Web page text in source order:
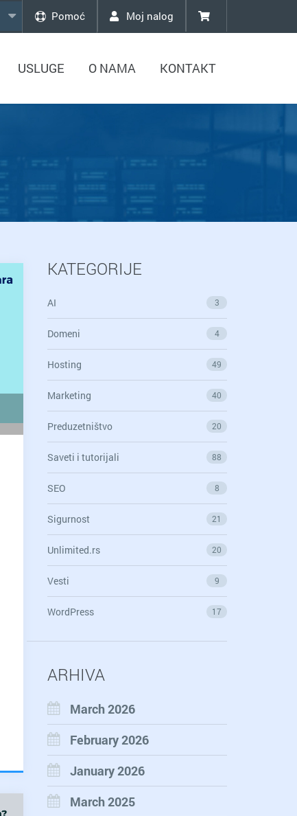
Pomoć Moj nalog
USLUGE O NAMA KONTAKT
KATEGORIJE
AI 3
Domeni 4
Hosting 49
Marketing 40
Preduzetništvo 20
Saveti i tutorijali 88
SEO 8
Sigurnost 21
Unlimited.rs 20
Vesti 9
WordPress 17
ARHIVA
March 2026
February 2026
January 2026
March 2025